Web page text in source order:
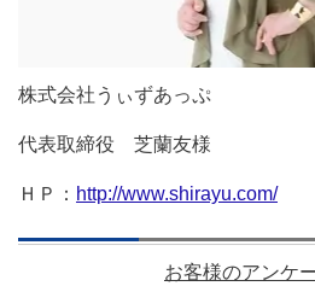
株式会社うぃずあっぷ
代表取締役 芝蘭友様
ＨＰ： http://www.shirayu.com/
お客様のアンケ